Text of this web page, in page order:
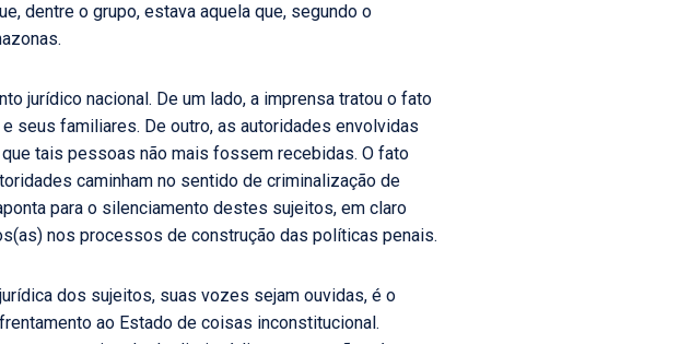
dentre o grupo, estava aquela que, segundo o
jurídico nacional. De um lado, a imprensa tratou o fato
seus familiares. De outro, as autoridades envolvidas
tais pessoas não mais fossem recebidas. O fato
caminham no sentido de criminalização de
para o silenciamento destes sujeitos, em claro
nos processos de construção das políticas penais.
dos sujeitos, suas vozes sejam ouvidas, é o
ao Estado de coisas inconstitucional.